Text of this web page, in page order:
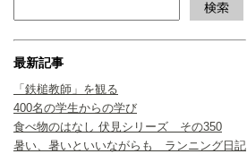
最新記事
「鉄槌教師」を観る
400名の学生からの学び
食べ物のはなし 伏見シリーズ その350
暑い、暑いといいながらも ランニング日記